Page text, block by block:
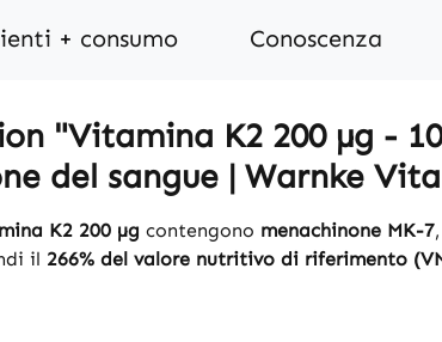
+ consumo Conoscenza
"Vitamina K2 200 µg -
del sangue | Warnke
K2 200 µg contengono menachinone MK-7
il 266% del valore nutritivo di riferimento